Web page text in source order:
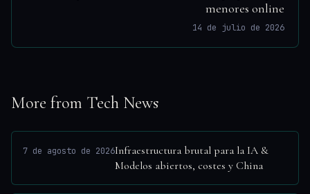
menores online
14 de julio de 2026
More from Tech News
7 de agosto de 2026Infraestructura brutal para la IA &
Modelos abiertos, costes y China